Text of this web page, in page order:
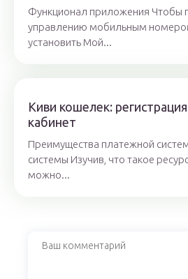
Функционал приложения Чтобы
управлению мобильным
установить Мой...
Киви кошелек:
кабинет
Преимущества платежной
системы Изучив, что такое
можно...